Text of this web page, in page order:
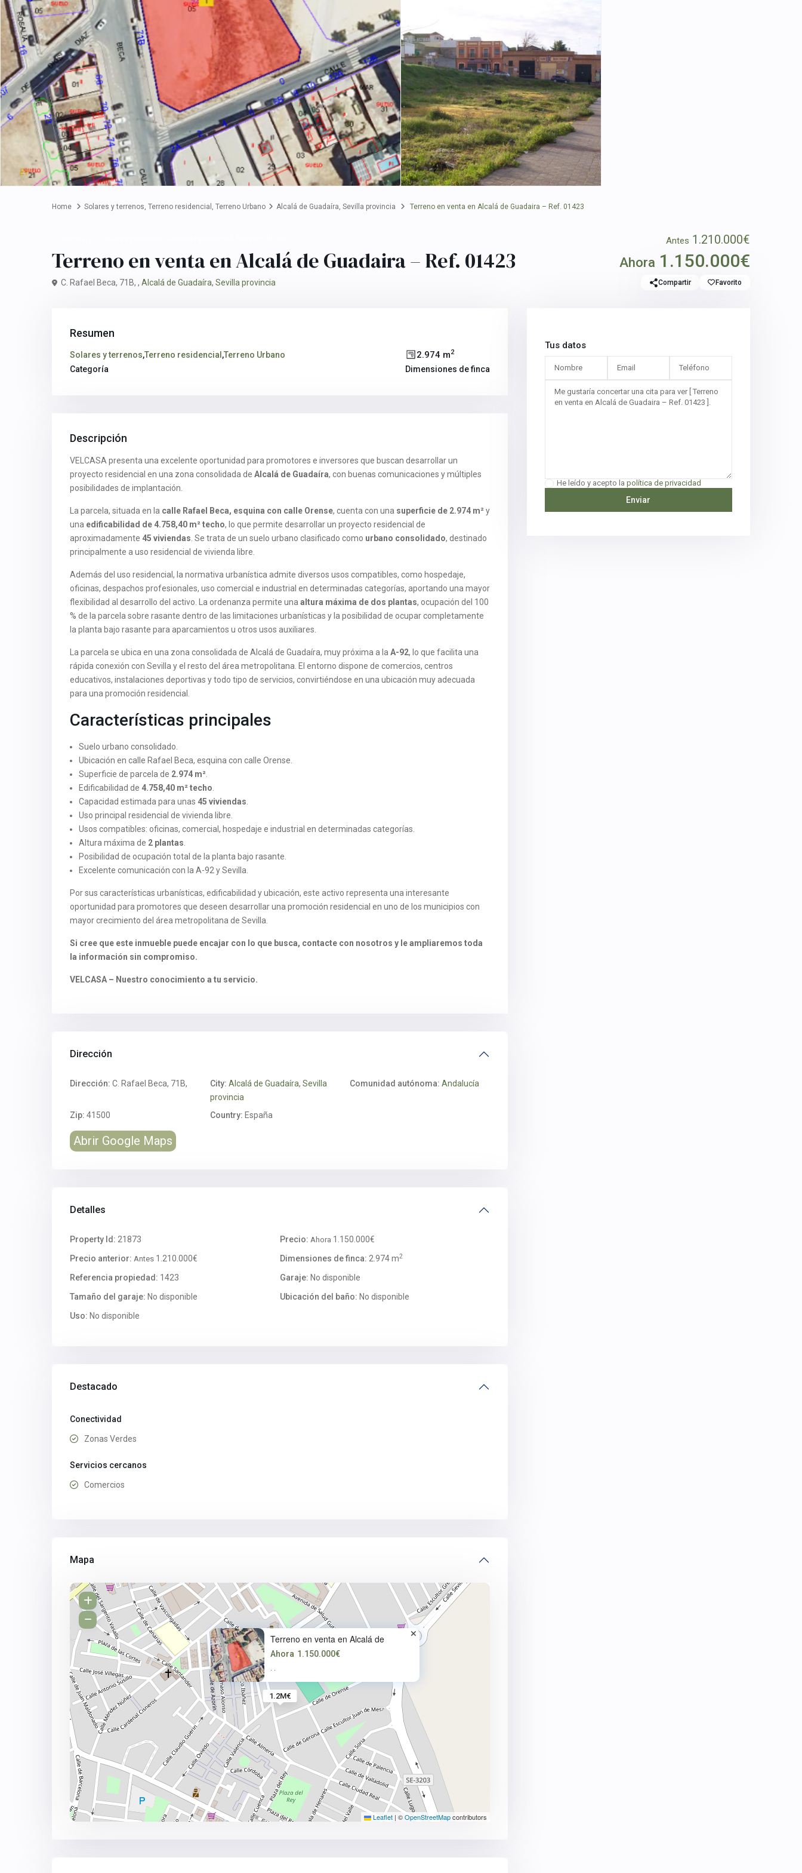
Home Solares y terrenos, Terreno residencial , Terreno Urbano Alcalá de Guadaíra, Sevilla provincia Terreno en venta en Alcalá de Guadaira – Ref. 01423
Terreno en venta en Alcalá de Guadaira – Ref. 01423
Antes 1.210.000€
Ahora 1.150.000€
C. Rafael Beca, 71B, , Alcalá de Guadaíra, Sevilla provincia Compartir Favorito
Resumen
Solares y terrenos,Terreno residencial ,Terreno Urbano
Categoría
2.974 m2
Dimensiones de finca
Descripción
VELCASA presenta una excelente oportunidad para promotores e inversores que buscan desarrollar un
proyecto residencial en una zona consolidada de Alcalá de Guadaíra, con buenas comunicaciones y múltiples
posibilidades de implantación.
La parcela, situada en la calle Rafael Beca, esquina con calle Orense, cuenta con una superficie de 2.974 m²y
una edificabilidad de 4.758,40 m² techo, lo que permite desarrollar un proyecto residencial de
aproximadamente 45 viviendas . Se trata de un suelo urbano clasificado como urbano consolidado, destinado
principalmente a uso residencial de vivienda libre.
Además del uso residencial, la normativa urbanística admite diversos usos compatibles, como hospedaje,
oficinas, despachos profesionales, uso comercial e industrial en determinadas categorías, aportando una mayor
flexibilidad al desarrollo del activo. La ordenanza permite una altura máxima de dos plantas, ocupación del 100
% de la parcela sobre rasante dentro de las limitaciones urbanísticas y la posibilidad de ocupar completamente
la planta bajo rasante para aparcamientos u otros usos auxiliares.
La parcela se ubica en una zona consolidada de Alcalá de Guadaíra, muy próxima a la A-92, lo que facilita una
rápida conexión con Sevilla y el resto del área metropolitana. El entorno dispone de comercios, centros
educativos, instalaciones deportivas y todo tipo de servicios, convirtiéndose en una ubicación muy adecuada
para una promoción residencial.
Características principales
Suelo urbano consolidado.
Ubicación en calle Rafael Beca, esquina con calle Orense.
Superficie de parcela de 2.974 m²
Edificabilidad de 4.758,40 m² techo
Capacidad estimada para unas 45 viviendas
Uso principal residencial de vivienda libre.
Usos compatibles: oficinas, comercial, hospedaje e industrial en determinadas categorías.
Altura máxima de 2 plantas
Posibilidad de ocupación total de la planta bajo rasante.
Excelente comunicación con la A-92 y Sevilla.
Por sus características urbanísticas, edificabilidad y ubicación, este activo representa una interesante
oportunidad para promotores que deseen desarrollar una promoción residencial en uno de los municipios con
mayor crecimiento del área metropolitana de Sevilla.
Si cree que este inmueble puede encajar con lo que busca, contacte con nosotros y le ampliaremos toda
la información sin compromiso.
VELCASA – Nuestro conocimiento a tu servicio.
Dirección
Dirección: C. Rafael Beca, 71B, City: Alcalá de Guadaíra, Sevilla
provincia
Comunidad autónoma: Andalucía
Zip: 41500 Country: España
Abrir Google Maps
Detalles
Property Id: 21873 Precio: Ahora 1.150.000€
Precio anterior: Antes 1.210.000€ Dimensiones de finca: 2.974 m2
Referencia propiedad: 1423 Garaje: No disponible
Tamaño del garaje: No disponible Ubicación del baño: No disponible
Uso: No disponible
Destacado
Conectividad
Zonas Verdes
Servicios cercanos
Comercios
Mapa
1.2M€
Terreno en venta en Alcalá de
Ahora 1.150.000€
· ·
Leaflet | ©OpenStreetMapcontributors
Tus datos
He leído y acepto la política de privacidad